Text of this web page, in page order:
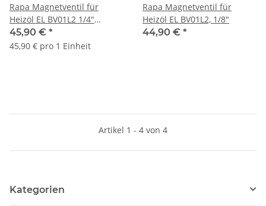
Rapa Magnetventil für
Heizöl EL BV01L2 1/4"
stromlos geschlossen
45,90 € *
45,90 € pro 1 Einheit
Rapa Magnetventil für
Heizöl EL BV01L2, 1/8"
44,90 € *
Artikel 1 - 4 von 4
Kategorien